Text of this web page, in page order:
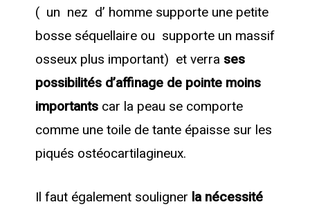
( un nez d’ homme supporte une petite
bosse séquellaire ou supporte un massif
osseux plus important) et verra ses
possibilités d’affinage de pointe moins
importantscar la peau se comporte
comme une toile de tante épaisse sur les
piqués ostéocartilagineux.
Il faut également souligner la nécessité